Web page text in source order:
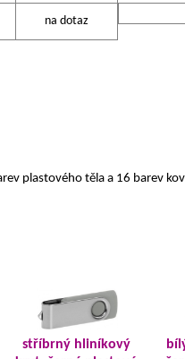
na dotaz
plastového těla a 16 barev
stříbrný hliníkový